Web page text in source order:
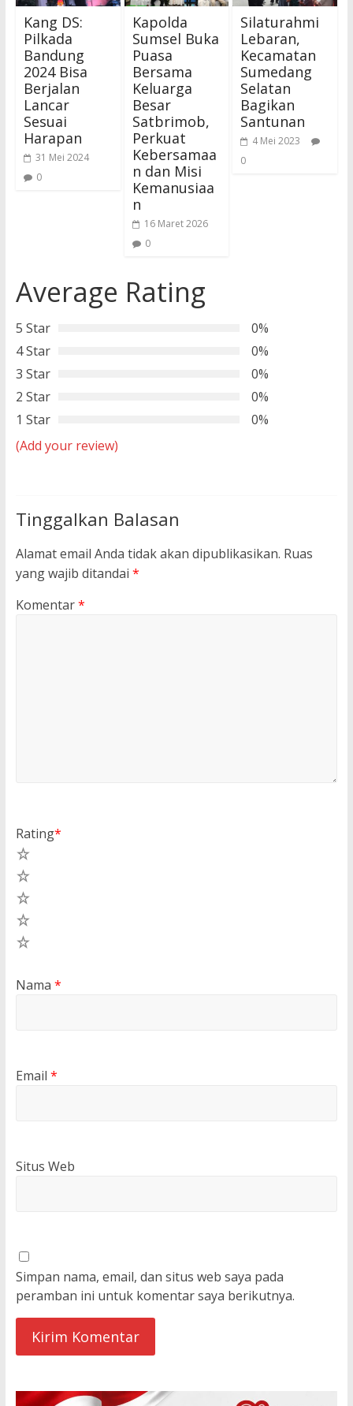
Kang DS:
Pilkada
Bandung
2024 Bisa
Berjalan
Lancar
Sesuai
Harapan
31 Mei 2024
0
Kapolda
Sumsel Buka
Puasa
Bersama
Keluarga
Besar
Satbrimob,
Perkuat
Kebersamaa
n dan Misi
Kemanusiaa
n
16 Maret 2026
0
Silaturahmi
Lebaran,
Kecamatan
Sumedang
Selatan
Bagikan
Santunan
4 Mei 2023
0
Average Rating
5 Star
0%
4 Star
0%
3 Star
0%
2 Star
0%
1 Star
0%
(Add your review)
Tinggalkan Balasan
Alamat email Anda tidak akan dipublikasikan. Ruas
yang wajib ditandai *
Komentar*
Rating*
Nama *
Email *
Situs Web
Simpan nama, email, dan situs web saya pada
peramban ini untuk komentar saya berikutnya.